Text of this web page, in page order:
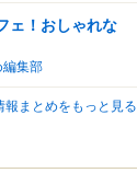
ェ！おしゃれな
集部
報まとめをもっと見る